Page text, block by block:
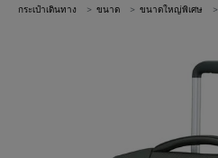
กระเป๋าเดินทาง ขนาด ขนาดใหญ่พิเศษ